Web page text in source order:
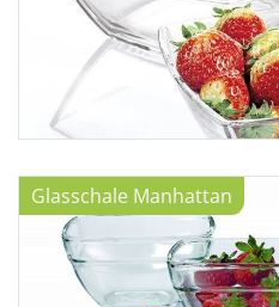
Glasschale Manhattan